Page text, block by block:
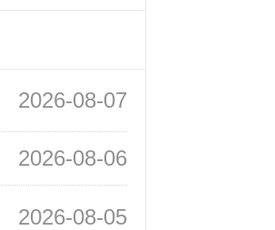
2026-08-07
2026-08-06
2026-08-05